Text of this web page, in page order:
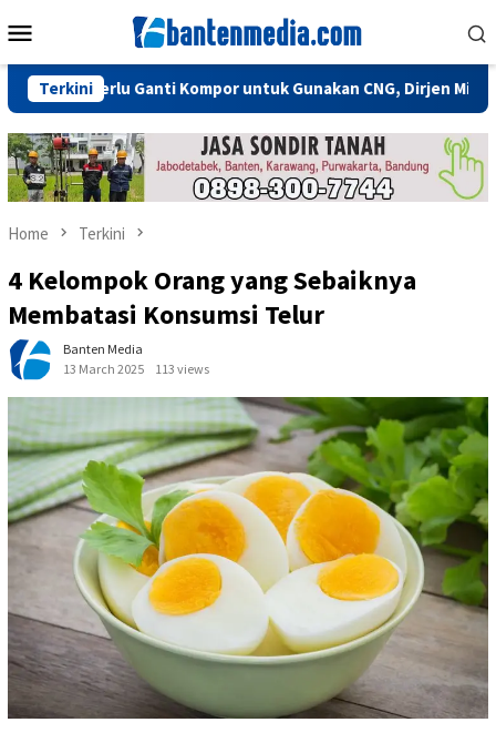
to
Menu
Terkini
Perlu Ganti Kompor untuk Gunakan CNG, Dirjen Migas: Cukup
Home Terkini
4 Kelompok Orang yang Sebaiknya
Membatasi Konsumsi Telur
Banten Media
13 March 2025
113 views